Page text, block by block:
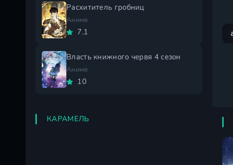
Расхититель гробниц
Аниме
7.1
Власть книжного червя 4 сезон
Аниме
10
КАРАМЕЛЬ